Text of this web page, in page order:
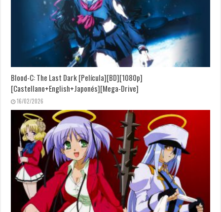
Blood-C: The Last Dark [Película][BD][1080p]
[Castellano+English+Japonés][Mega-Drive]
16/02/2026